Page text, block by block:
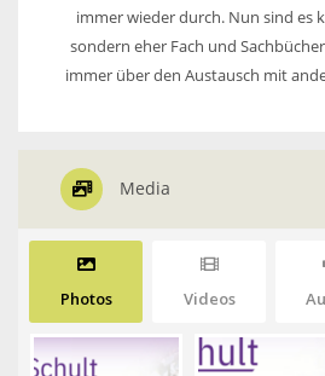
immer wieder durch. Nun sind es
sondern eher Fach und
immer über den Austausch mit
Media
Photos Videos